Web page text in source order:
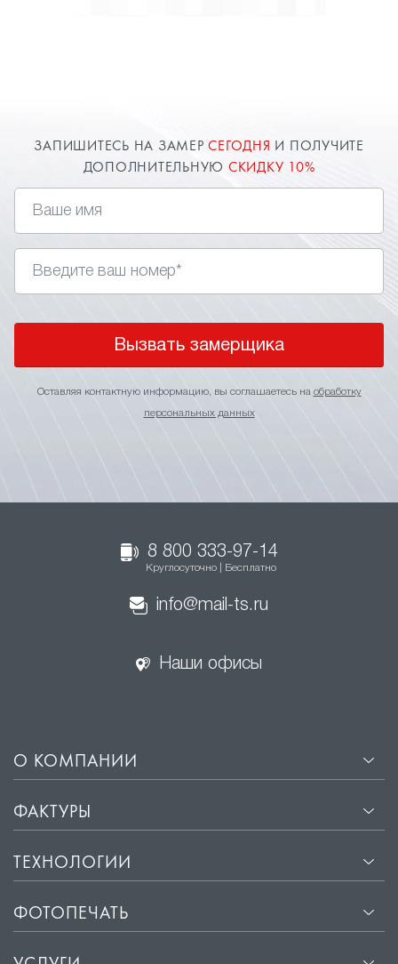
ЗАПИШИТЕСЬ НА ЗАМЕРСЕГОДНЯ И ПОЛУЧИТЕ
ДОПОЛНИТЕЛЬНУЮ СКИДКУ 10%
Вызвать замерщика
Оставляя контактную информацию, вы соглашаетесь на обработку
персональных данных
8 800 333-97-14
Круглосуточно | Бесплатно
info@mail-ts.ru
Наши офисы
О КОМПАНИИ
ФАКТУРЫ
ТЕХНОЛОГИИ
ФОТОПЕЧАТЬ